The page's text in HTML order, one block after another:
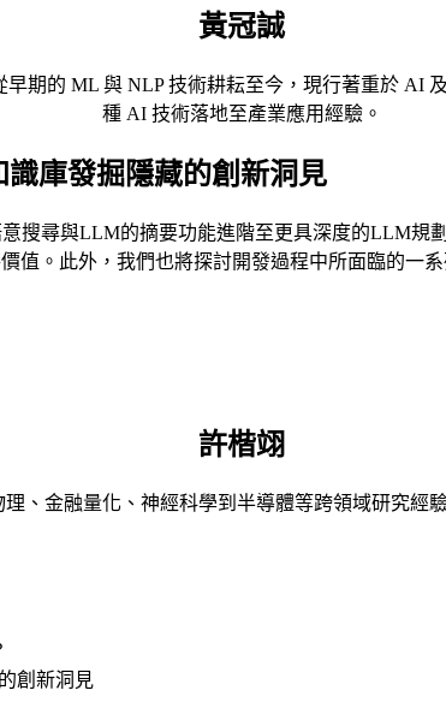
黃冠誠
期的 ML 與 NLP 技術耕耘至今，現行著重於 AI
種 AI 技術落地至產業應用經驗。
識庫發掘隱藏的創新洞見
搜尋與LLM的摘要功能進階至更具深度的LLM規
值。此外，我們也將探討開發過程中所面臨的一
許楷翊
、金融量化、神經科學到半導體等跨領域研究經
創新洞見